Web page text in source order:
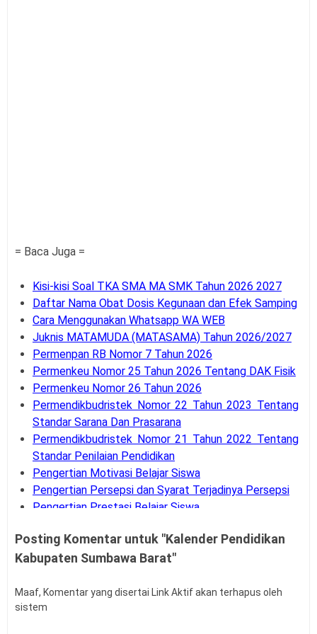
= Baca Juga =
Kisi-kisi Soal TKA SMA MA SMK Tahun 2026 2027
Daftar Nama Obat Dosis Kegunaan dan Efek Samping
Cara Menggunakan Whatsapp WA WEB
Juknis MATAMUDA (MATASAMA) Tahun 2026/2027
Permenpan RB Nomor 7 Tahun 2026
Permenkeu Nomor 25 Tahun 2026 Tentang DAK Fisik
Permenkeu Nomor 26 Tahun 2026
Permendikbudristek Nomor 22 Tahun 2023 Tentang
Standar Sarana Dan Prasarana
Permendikbudristek Nomor 21 Tahun 2022 Tentang
Standar Penilaian Pendidikan
Pengertian Motivasi Belajar Siswa
Pengertian Persepsi dan Syarat Terjadinya Persepsi
Pengertian Prestasi Belajar Siswa
Bank Soal UM-PTKIN Tahun Akademik 2026/2027
Pengertian dan Komponen Layanan BK
Buku Panduan Pembelajaran dan Asesmen RA, MI,
MTS, MA, MAK
Posting Komentar untuk "Kalender Pendidikan
Kabupaten Sumbawa Barat"
Maaf, Komentar yang disertai Link Aktif akan terhapus oleh
sistem